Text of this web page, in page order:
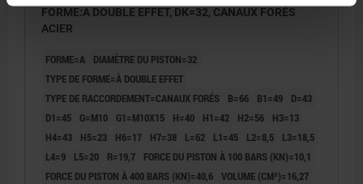
FORME:A DOUBLE EFFET, DK=32, CANAUX FORÉS
ACIER
FORME=A
DIAMÈTRE DU PISTON=32
TYPE DE FORME=À DOUBLE EFFET
TYPE DE RACCORDEMENT=CANAUX FORÉS
B=66 B1=49
D=43
D1=45
G=M10 G1=M10X15 H=40 H1=42 H2=56
H3=13
H4=43
H5=23 H6=17 H7=38 L=62 L1=45 L2=8,5
L3=18,5
L4=9
L5=20 R=19,7
FORCE DU PISTON À 100 BARS (KN)=10,1
FORCE DU PISTON À 400 BARS (KN)=40,6 VOLUME (CM³)=16,27